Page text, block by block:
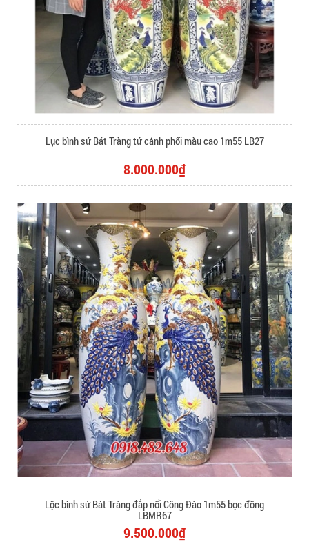
Lục bình sứ Bát Tràng tứ cảnh phối màu cao 1m55 LB27
8.000.000₫
Lộc bình sứ Bát Tràng đắp nổi Công Đào 1m55 bọc đồng
LBMR67
9.500.000₫